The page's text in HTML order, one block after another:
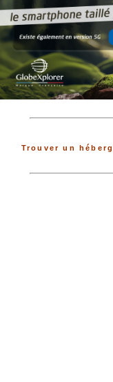
Trouver un